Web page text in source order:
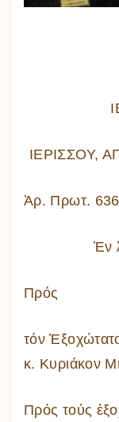
ΙΕΡΙΣΣΟΥ,
Ἀρ. Πρωτ. 636
Ἐν
Πρός
τόν
κ. Κυριάκον
Πρός τούς